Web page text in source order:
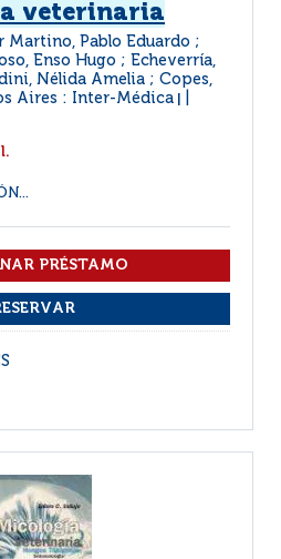
veterinaria
Martino, Pablo Eduardo ;
Enso Hugo ; Echeverría,
Nélida Amelia ; Copes,
Aires : Inter-Médica